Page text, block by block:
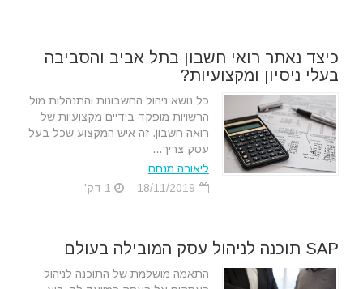
כיצד נאתר רואי חשבון בתל אביב והסביבה
בעלי ניסיון ומקצועיות?
כל נושא ניהול החשבונות והתנהלות מול
הרשויות מופקד בידיים מקצועיות של
רואה חשבון. זה איש המקצוע שכל בעל
עסק צריך...
ליאורה מנחם
SAP תוכנה לניהול עסק המובילה בעולם
התאמה מושלמת של התוכנה לניהול